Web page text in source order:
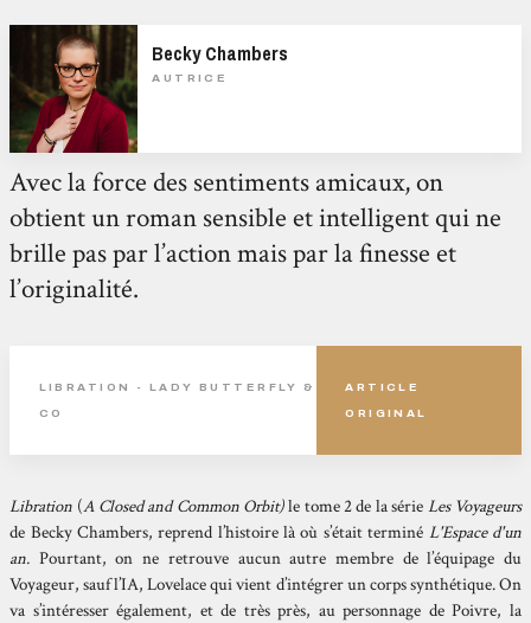
Becky Chambers
AUTRICE
Avec la force des sentiments amicaux, on
obtient un roman sensible et intelligent qui ne
brille pas par l’action mais par la finesse et
l’originalité.
LIBRATION - LADY BUTTERFLY &
CO
ARTICLE
ORIGINAL
Libration (A Closed and Common Orbit)le tome 2 de la série Les Voyageurs
de Becky Chambers, reprend l’histoire là où s’était terminé L'Espace d'un
an. Pourtant, on ne retrouve aucun autre membre de l’équipage du
Voyageur, sauf l’IA, Lovelace qui vient d’intégrer un corps synthétique. On
va s’intéresser également, et de très près, au personnage de Poivre, la